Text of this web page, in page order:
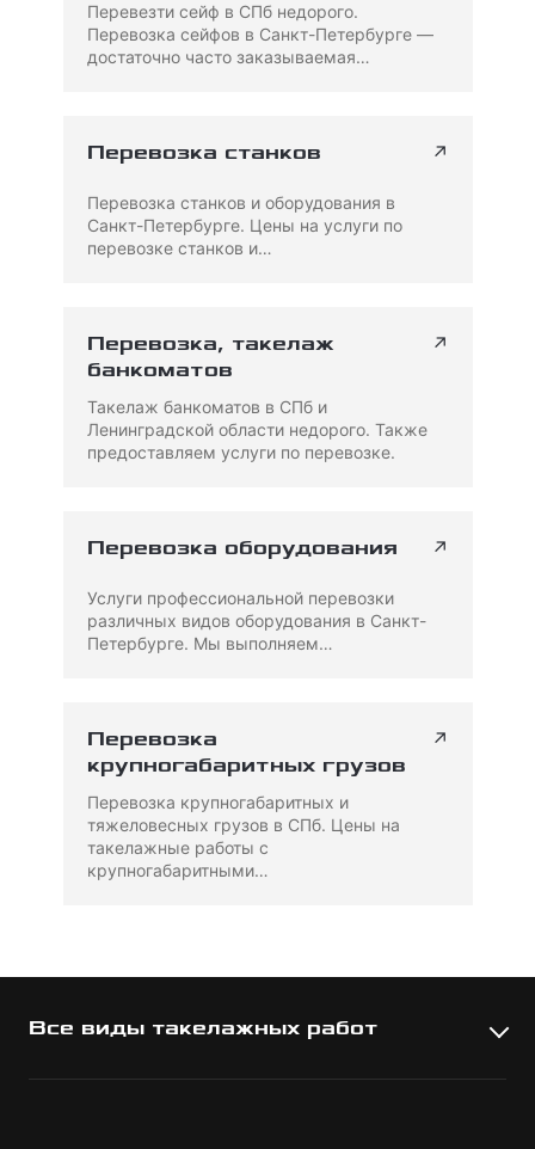
Перевезти сейф в СПб недорого.
Перевозка сейфов в Санкт-Петербурге —
достаточно часто заказываемая…
Перевозка станков ↗
Перевозка станков и оборудования в
Санкт-Петербурге. Цены на услуги по
перевозке станков и…
Перевозка, такелаж
банкоматов
↗
Такелаж банкоматов в СПб и
Ленинградской области недорого. Также
предоставляем услуги по перевозке.
Перевозка оборудования ↗
Услуги профессиональной перевозки
различных видов оборудования в Санкт-
Петербурге. Мы выполняем…
Перевозка
крупногабаритных грузов
↗
Перевозка крупногабаритных и
тяжеловесных грузов в СПб. Цены на
такелажные работы с
крупногабаритными…
Все виды такелажных работ